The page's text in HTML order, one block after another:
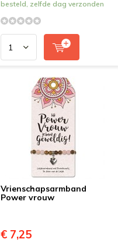
besteld, zelfde dag verzonden
Vrienschapsarmband
Power vrouw
€ 7,25